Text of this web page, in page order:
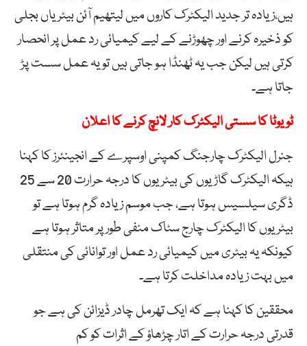
ہیں،زیادہ تر جدید الیکٹرک کاروں میں لیتھیم آئن بیٹریاں بجلی
کو ذخیرہ کرنے اور چھوڑنے کے لیے کیمیائی رد عمل پر انحصار
کرتی ہیں لیکن جب یہ ٹھنڈا ہو جاتی ہیں تو یہ عمل سست پڑ
جاتا ہے۔
ٹویوٹا کا سستی الیکٹرک کار لانچ کرنے کا اعلان
جنرل الیکٹرک چارجنگ کمپنی اوسپرے کے انجینئرز کا کہنا
ہیکہ الیکٹرک گاڑیوں کی بیٹریوں کا درجہ حرارت 20 سے 25
ڈگری سیلسیس ہوتا ہے، جب موسم زیادہ گرم ہوتا ہے تو
بیٹریوں کا الیکٹرک چارج سٹاک منفی طور پر متاثر ہوتا ہے
کیونکہ یہ بیٹری میں کیمیائی رد عمل اور توانائی کی منتقلی
میں بہت زیادہ مداخلت کرتا ہے۔
محققین کا کہنا ہے کہ ایک تھرمل چادر ڈیزائن کی ہے جو
قدرتی درجہ حرارت کے اتار چڑھاؤ کے اثرات کو کم